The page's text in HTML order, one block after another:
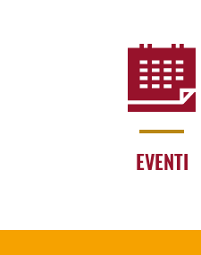
EVENTI